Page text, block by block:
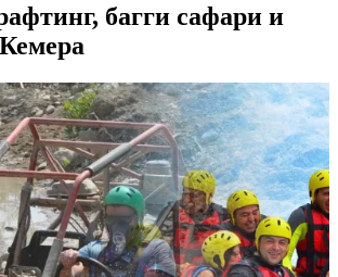
багги сафари и